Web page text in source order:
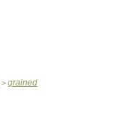
> grained